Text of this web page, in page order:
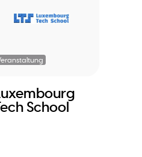
School